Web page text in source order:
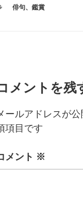
カ
俳句、 鑑賞
メントを残
ールアドレスが
項目です
メント ※